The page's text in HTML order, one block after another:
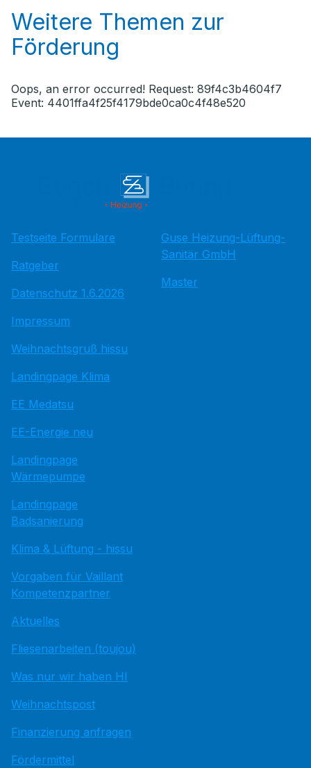
Weitere Themen zur
Förderung
Oops, an error occurred! Request: 89f4c3b4604f7
Event: 4401ffa4f25f4179bde0ca0c4f48e520
Testseite Formulare
Ratgeber
Datenschutz 1.6.2026
Impressum
Weihnachtsgruß hissu
Landingpage Klima
EE Medatsu
EE-Energie neu
Landingpage
Wärmepumpe
Landingpage
Badsanierung
Klima & Lüftung - hissu
Vorgaben für Vaillant
Kompetenzpartner
Aktuelles
Fliesenarbeiten (toujou)
Was nur wir haben HI
Weihnachtspost
Finanzierung anfragen
Fördermittel
Guse Heizung-Lüftung-
Sanitär GmbH
Master